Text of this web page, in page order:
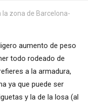
zona de Barcelona-
aumento de peso
todo rodeado de
a la armadura,
ya que puede ser
y la de la losa (al